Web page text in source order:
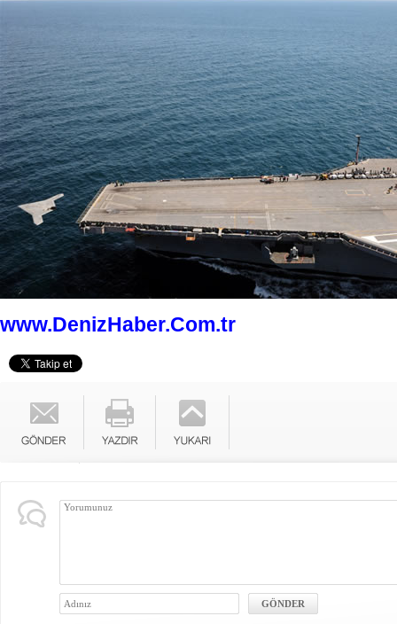
www.DenizHaber.Com.tr